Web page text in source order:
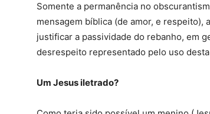
Somente a permanência no
mensagem bíblica (de amor, e respeito),
justificar a passividade do rebanho, em
desrespeito representado pelo uso
Um Jesus iletrado?